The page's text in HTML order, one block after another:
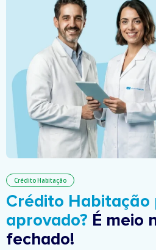
Crédito Habitação
Crédito Habitação
aprovado? É meio
fechado!